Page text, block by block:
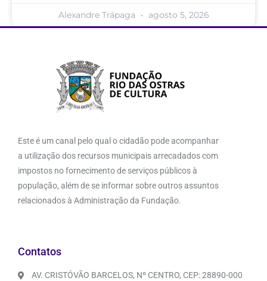
Alexandre Trápaga agosto 5, 2026
Este é um canal pelo qual o cidadão pode acompanhar
a utilização dos recursos municipais arrecadados com
impostos no fornecimento de serviços públicos à
população, além de se informar sobre outros assuntos
relacionados à Administração da Fundação.
Contatos
AV. CRISTÓVÃO BARCELOS, Nº CENTRO, CEP: 28890-000